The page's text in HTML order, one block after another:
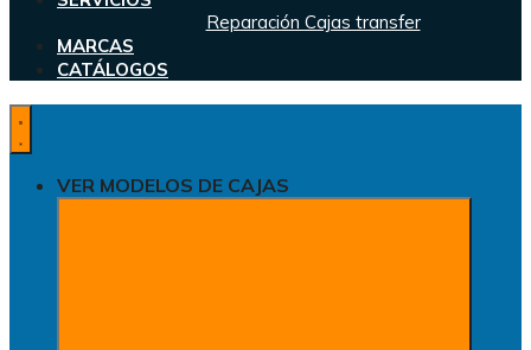
Reparación Cajas transfer
MARCAS
CATÁLOGOS
VER MODELOS DE CAJAS